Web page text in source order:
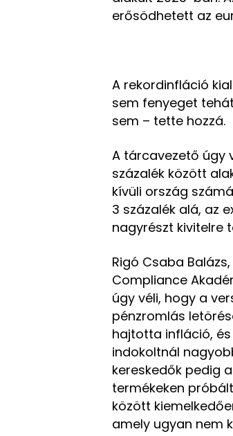
erősödhetett az
A rekordinfláció
sem fenyeget
sem – tette hozzá.
A tárcavezető úgy
százalék között
kívüli ország
3 százalék alá, az
nagyrészt kivitelre
Rigó Csaba
Compliance
úgy véli, hogy a
pénzromlás
hajtotta infláció,
indokoltnál
kereskedők pedig
termékeken
között
amely ugyan nem